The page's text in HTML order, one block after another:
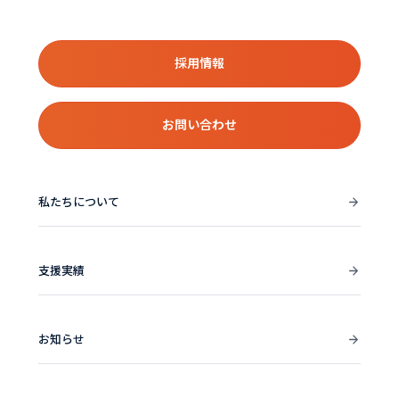
私たちについて
支援実績
お知らせ
採用情報
お問い合わせ